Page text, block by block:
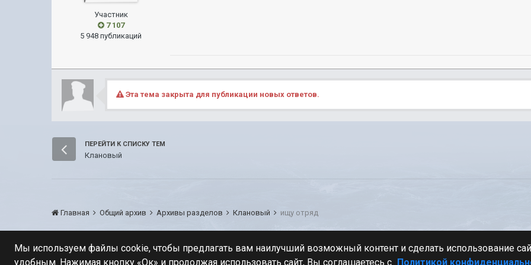
Участник
7 107
5 948 публикаций
Эта тема закрыта для публикации новых ответов.
ПЕРЕЙТИ К СПИСКУ ТЕМ
Клановый
Главная Общий архив Архивы разделов Клановый ищу отряд
Мы используем файлы cookie, чтобы предлагать вам наилучший возможный контент и сделать использование
удобным. Нажимая кнопку «Ок» и продолжая использовать сайт, Вы соглашаетесь с Политикой